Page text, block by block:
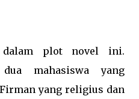
plot novel ini.
mahasiswa yang
yang religius dan